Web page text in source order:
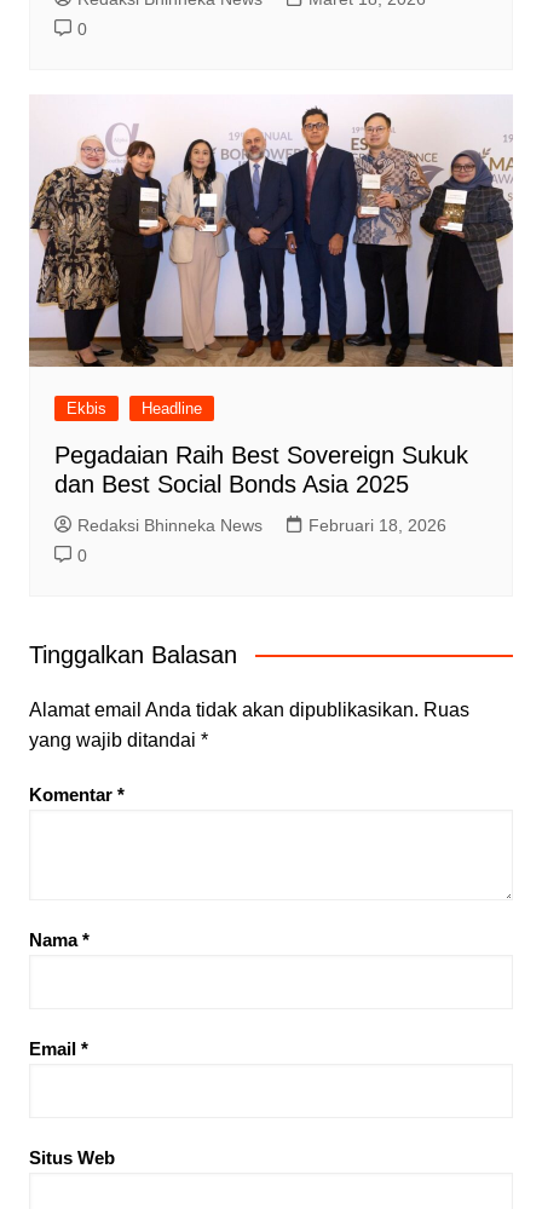
0
Ekbis Headline
Pegadaian Raih Best Sovereign Sukuk
dan Best Social Bonds Asia 2025
Redaksi Bhinneka News
Februari 18, 2026
0
Tinggalkan Balasan
Alamat email Anda tidak akan dipublikasikan. Ruas
yang wajib ditandai *
Komentar *
Nama*
Email *
Situs Web